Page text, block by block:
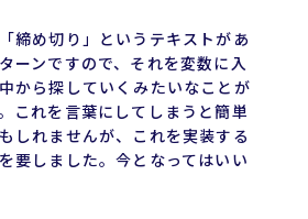
締め切り」というテキストがあ
ーンですので、それを変数に入
から探していくみたいなことが
これを言葉にしてしまうと簡単
しれませんが、これを実装する
要しました。今となってはいい